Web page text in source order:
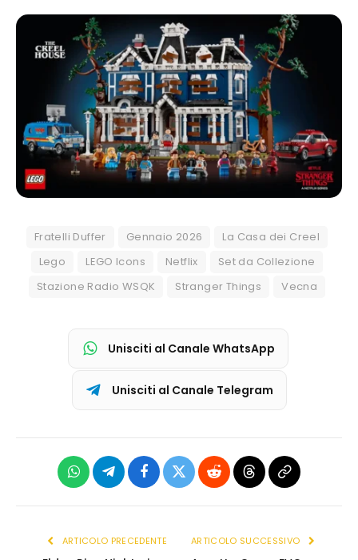
Fratelli Duffer Gennaio 2026
La Casa dei Creel
Lego
LEGO Icons Netflix
Set da Collezione
Stazione Radio WSQK
Stranger Things Vecna
Unisciti al Canale WhatsApp
Unisciti al Canale Telegram
WhatsAppTelegramFacebook
X
RedditThreadsCopia
ARTICOLO PRECEDENTE ARTICOLO SUCCESSIVO